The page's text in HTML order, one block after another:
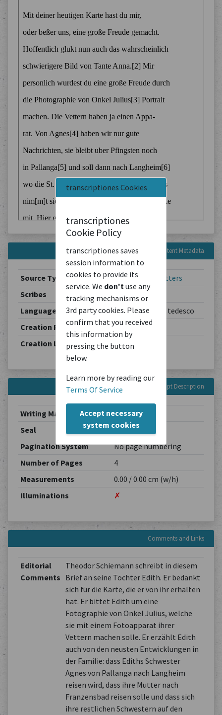
transcriptiones Cookies
transcriptiones
Cookie Policy
transcriptiones saves
session information to
cookies to provide its
service. We don't use any
tracking mechanisms or
3rd party cookies. Please
confirm that you received
this information by
pressing the button
below.
Learn more by reading our
Terms Of Service
Accept necessary
system cookies
Content Metadata
Source Type Correspondence
Letters
Scribes
Theodor Schiemann
Languages
Deutsch / allemand / tedesco
Creation Period
1901-05-22
Creation Location
Berlin
Manuscript Description
Writing Material
Paper
Seal
✗
Pagination System
No page numbering
Number of Pages
4
Measurements
0.00 / 0.00 cm (w/h)
Illuminations
✗
Comments and Links
Editorial
Comments
Theodor Schiemann schreibt in diesem
Brief an seine Tochter Edith. Er bedankt
sich für die Karte, die er von ihr erhalten
hat. Er bittet Edith um eine
Fotographie von Onkel Julius, welche
sie mit einem Fotoapparat ihrer
Vettern machen solle. Er erzählt Edith
auch von den neusten Entwicklungen in
der Familie: dass Ediths Schwester
Agnes von Pallanga nach Langheim
reisen wird, dass ihre Mutter nach
Franzensbad reisen solle und dass sich
ihre restlichen Schwestern auf den